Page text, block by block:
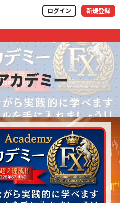
ログイン 新規登録
カデミー